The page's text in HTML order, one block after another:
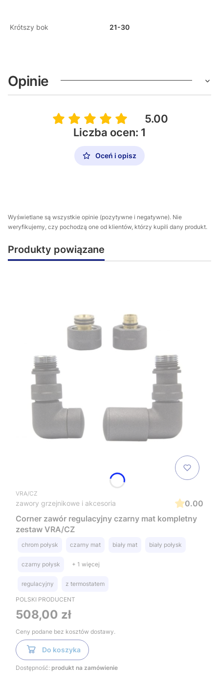
Krótszy bok 21-30
Opinie
5.00
Liczba ocen: 1
Oceń i opisz
Wyświetlane są wszystkie opinie (pozytywne i negatywne). Nie
weryfikujemy, czy pochodzą one od klientów, którzy kupili dany produkt.
Produkty powiązane
VRA/CZ
zawory grzejnikowe i akcesoria
0.00
Corner zawór regulacyjny czarny mat kompletny
zestaw VRA/CZ
chrom połysk czarny mat biały mat biały połysk
czarny połysk + 1 więcej
regulacyjny z termostatem
POLSKI PRODUCENT
Cena
508,00 zł
Ceny podane bez kosztów dostawy.
Do koszyka
Dostępność: produkt na zamówienie